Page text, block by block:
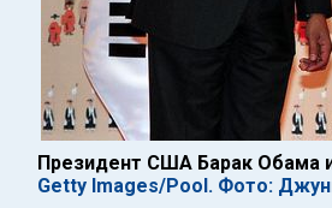
Президент США Барак Обама
Getty Images/Pool. Фото: